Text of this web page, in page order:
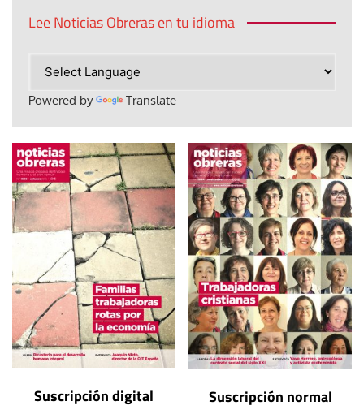
Lee Noticias Obreras en tu idioma
Powered by Translate
Suscripción digital Suscripción normal